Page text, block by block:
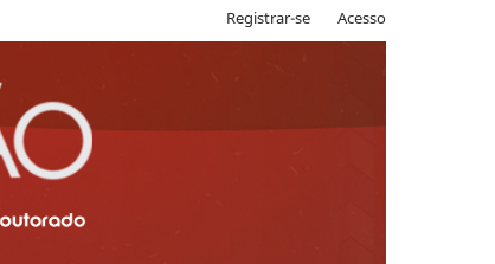
Registrar-se Acesso